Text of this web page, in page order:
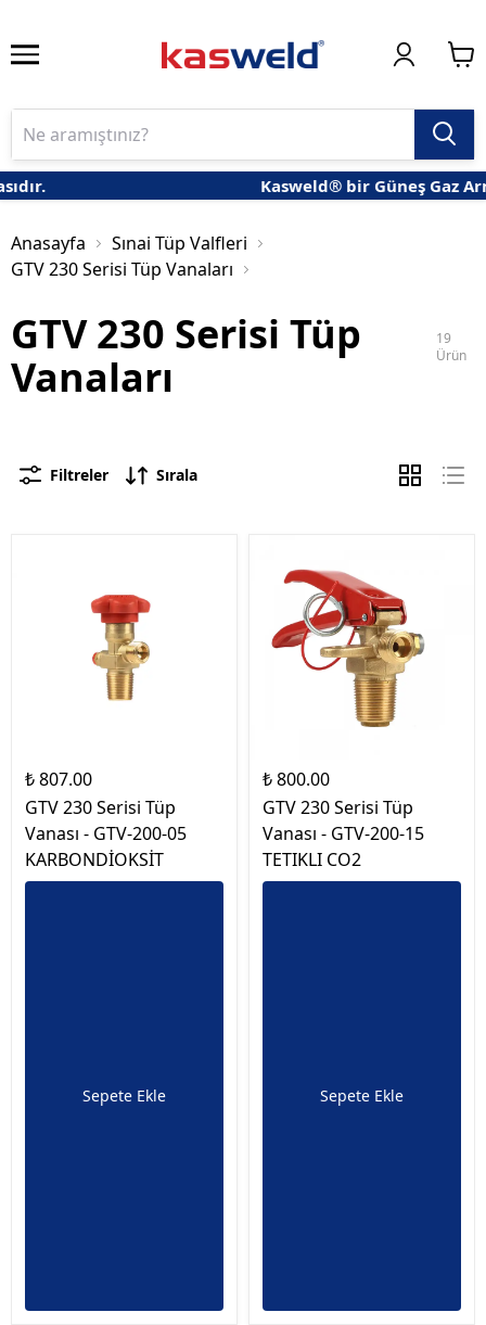
Kasweld® bir Güneş Gaz
Anasayfa
Sınai Tüp Valfleri
GTV 230 Serisi Tüp Vanaları
GTV 230 Serisi Tüp
Vanaları
19
Ürün
Filtreler Sırala
₺ 807.00
GTV 230 Serisi Tüp
Vanası - GTV-200-05
KARBONDİOKSİT
Sepete Ekle
₺ 800.00
GTV 230 Serisi Tüp
Vanası - GTV-200-15
TETIKLI CO2
Sepete Ekle